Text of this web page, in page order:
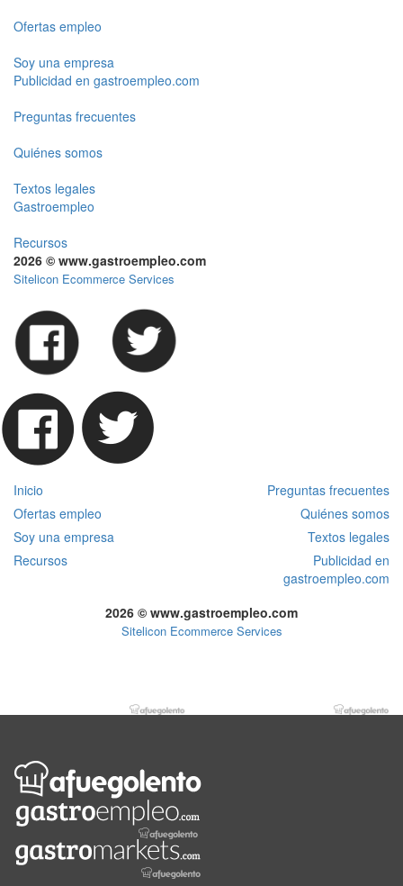
Ofertas empleo
Soy una empresa
Publicidad en gastroempleo.com
Preguntas frecuentes
Quiénes somos
Textos legales
Gastroempleo
Recursos
2026 © www.gastroempleo.com
Sitelicon Ecommerce Services
Inicio
Preguntas frecuentes
Ofertas empleo
Quiénes somos
Soy una empresa
Textos legales
Recursos
Publicidad en
gastroempleo.com
2026 © www.gastroempleo.com
Sitelicon Ecommerce Services